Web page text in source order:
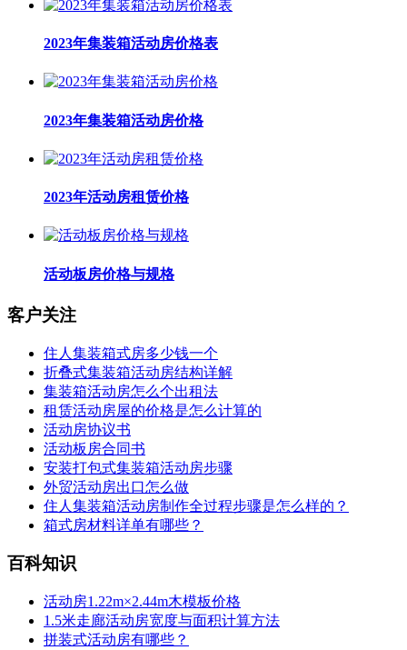
2023年集装箱活动房价格表
2023年集装箱活动房价格
2023年活动房租赁价格
活动板房价格与规格
客户关注
住人集装箱式房多少钱一个
折叠式集装箱活动房结构详解
集装箱活动房怎么个出租法
租赁活动房屋的价格是怎么计算的
活动房协议书
活动板房合同书
安装打包式集装箱活动房步骤
外贸活动房出口怎么做
住人集装箱活动房制作全过程步骤是怎么样的？
箱式房材料详单有哪些？
百科知识
活动房1.22m×2.44m木模板价格
1.5米走廊活动房宽度与面积计算方法
拼装式活动房有哪些？